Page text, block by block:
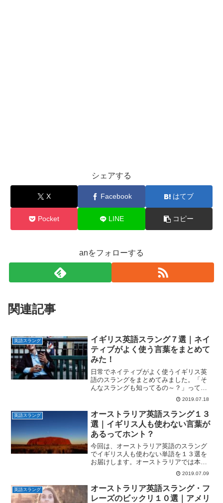
シェアする
X Facebook はてブ
Pocket LINE コピー
anをフォローする
関連記事
英語スラング
イギリス英語スラング７選｜ネイ
ティブがよく使う言葉をまとめて
みた！
日常でネイティブがよく使うイギリス英
語のスラングをまとめてみました。「そ
んなスラングも知ってるの～？」ってイ
ギリス人にビックリされること間違いな
い？！ぜひ参考にしてみて下さい＾＾
2019.07.18
英語スラング
オーストラリア英語スラング１３
選｜イギリス人も使わない言葉が
あるってホント？
今回は、オーストラリア英語のスラング
でイギリス人も使わない単語を１３選を
お届けします。オーストラリアでは本当
によく使われるものだけを厳選していま
2019.07.09
英語スラング
オーストラリア英語スラング・フ
レーズのビックリ１０選｜アメリ